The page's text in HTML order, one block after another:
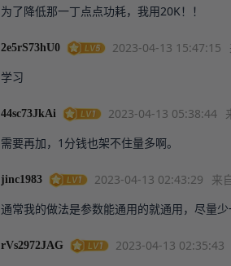
为了降低那一丁点点功耗，我用20K！！
2e5rS73hU0 2023-04-13 15:47:15
学习
44sc73JkAi 2023-04-13 05:38:44
需要再加，1分钱也架不住量多啊。
jinc1983 2023-04-13 02:43:29 来
通常我的做法是参数能通用的就通用，尽量
rVs2972JAG 2023-04-13 02:35:43